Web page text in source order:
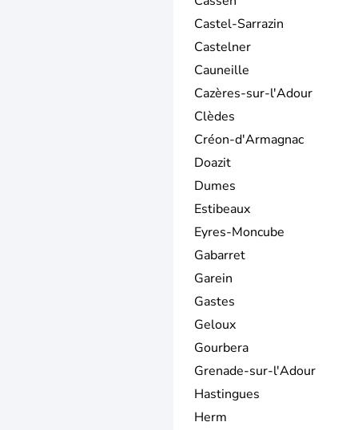
Castel-Sarrazin
Castelner
Cauneille
Cazères-sur-l'Adour
Clèdes
Créon-d'Armagnac
Doazit
Dumes
Estibeaux
Eyres-Moncube
Gabarret
Garein
Gastes
Geloux
Gourbera
Grenade-sur-l'Adour
Hastingues
Herm